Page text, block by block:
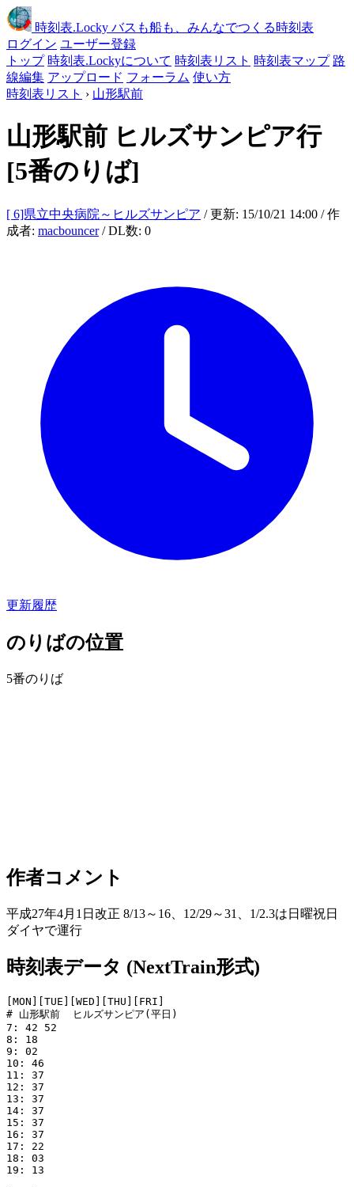
時刻表.Locky バスも船も、みんなでつくる時刻表
ログイン ユーザー登録
トップ 時刻表.Lockyについて 時刻表リスト 時刻表マップ 路
線編集 アップロード フォーラム 使い方
時刻表リスト › 山形駅前
山形駅前 ヒルズサンピア行
[5番のりば]
[ 6]県立中央病院～ヒルズサンピア / 更新: 15/10/21 14:00 / 作
成者: macbouncer/ DL数: 0
更新履歴
のりばの位置
5番のりば
作者コメント
平成27年4月1日改正 8/13～16、12/29～31、1/2.3は日曜祝日
ダイヤで運行
時刻表データ (NextTrain形式)
[MON][TUE][WED][THU][FRI]
# 山形駅前  ヒルズサンピア(平日)
7: 42 52
8: 18
9: 02
10: 46
11: 37
12: 37
13: 37
14: 37
15: 37
16: 37
17: 22
18: 03
19: 13